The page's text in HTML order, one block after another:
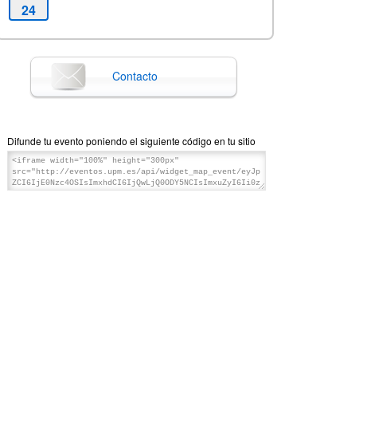
24
Contacto
Difunde tu evento poniendo el siguiente código en tu sitio